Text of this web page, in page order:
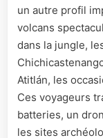
un autre profil
volcans
dans la jungle,
Atitlán, les
Ces voyageurs
batteries, un
les sites